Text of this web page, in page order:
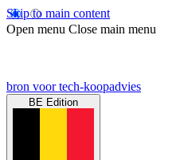
Skip to main content
Open menu Close main menu
bron voor tech-koopadvies
BE Edition